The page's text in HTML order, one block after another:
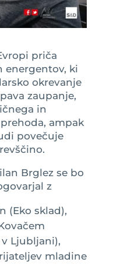
priča
energentov, ki
okrevanje
zaupanje,
in
ampak
povečuje
Brglez se bo
z
(Eko sklad),
Ljubljani),
mladine